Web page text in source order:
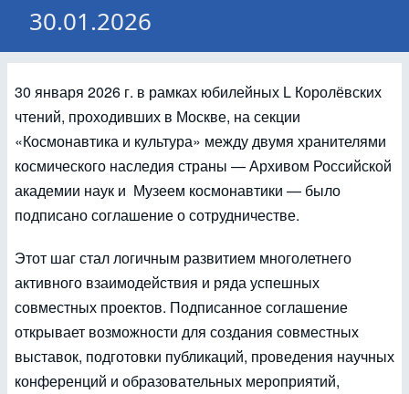
30.01.2026
30 января 2026 г. в рамках юбилейных L Королёвских
чтений, проходивших в Москве, на секции
«Космонавтика и культура» между двумя хранителями
космического наследия страны — Архивом Российской
академии наук и Музеем космонавтики — было
подписано соглашение о сотрудничестве.
Этот шаг стал логичным развитием многолетнего
активного взаимодействия и ряда успешных
совместных проектов. Подписанное соглашение
открывает возможности для создания совместных
выставок, подготовки публикаций, проведения научных
конференций и образовательных мероприятий,